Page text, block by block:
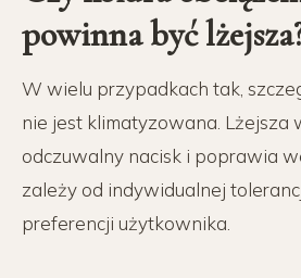
powinna być
W wielu przypadkach tak,
nie jest klimatyzowana. Lżejsza
odczuwalny nacisk i poprawia
zależy od indywidualnej
preferencji użytkownika.